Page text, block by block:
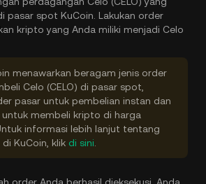
pasar spot KuCoin. Lakukan order
kripto yang Anda miliki menjadi Celo
menawarkan beragam jenis order
Celo (CELO) di pasar spot,
pasar untuk pembelian instan dan
membeli kripto di harga
informasi lebih lanjut tentang
KuCoin, klik di sini